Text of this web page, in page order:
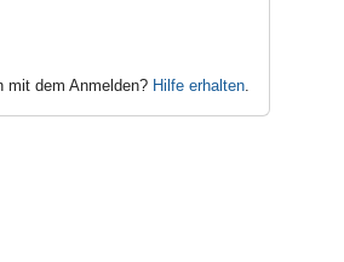
mit dem Anmelden? Hilfe erhalten.